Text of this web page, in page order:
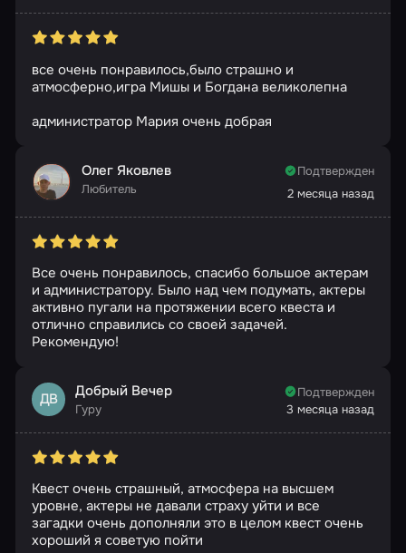
все очень понравилось,было страшно и
атмосферно,игра Мишы и Богдана великолепна
администратор Мария очень добрая
Олег Яковлев
Любитель
Подтвержден
2 месяца назад
Все очень понравилось, спасибо большое актерам
и администратору. Было над чем подумать, актеры
активно пугали на протяжении всего квеста и
отлично справились со своей задачей.
Рекомендую!
ДВ Добрый Вечер
Гуру
Подтвержден
3 месяца назад
Квест очень страшный, атмосфера на высшем
уровне, актеры не давали страху уйти и все
загадки очень дополняли это в целом квест очень
хороший я советую пойти